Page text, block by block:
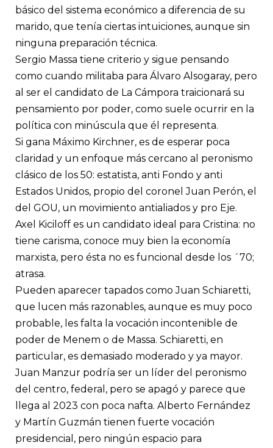
básico del sistema económico a diferencia de su
marido, que tenía ciertas intuiciones, aunque sin
ninguna preparación técnica.
Sergio Massa tiene criterio y sigue pensando
como cuando militaba para Álvaro Alsogaray, pero
al ser el candidato de La Cámpora traicionará su
pensamiento por poder, como suele ocurrir en la
política con minúscula que él representa.
Si gana Máximo Kirchner, es de esperar poca
claridad y un enfoque más cercano al peronismo
clásico de los 50: estatista, anti Fondo y anti
Estados Unidos, propio del coronel Juan Perón, el
del GOU, un movimiento antialiados y pro Eje.
Axel Kiciloff es un candidato ideal para Cristina: no
tiene carisma, conoce muy bien la economía
marxista, pero ésta no es funcional desde los ´70;
atrasa.
Pueden aparecer tapados como Juan Schiaretti,
que lucen más razonables, aunque es muy poco
probable, les falta la vocación incontenible de
poder de Menem o de Massa. Schiaretti, en
particular, es demasiado moderado y ya mayor.
Juan Manzur podría ser un líder del peronismo
del centro, federal, pero se apagó y parece que
llega al 2023 con poca nafta. Alberto Fernández
y Martín Guzmán tienen fuerte vocación
presidencial, pero ningún espacio para